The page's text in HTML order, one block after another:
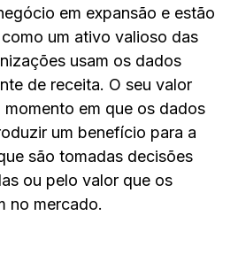
em expansão e estão
um ativo valioso das
usam os dados
de receita. O seu valor
em que os dados
um benefício para a
são tomadas decisões
ou pelo valor que os
no mercado.